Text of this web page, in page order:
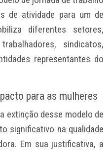
de atividade para um de
diferentes setores,
sindicatos,
representantes do
para as mulheres
extinção desse modelo de
significativo na qualidade
Em sua justificativa, a